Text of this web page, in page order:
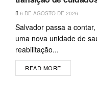
6 DE AGOSTO DE 2026
Salvador passa a
uma nova unidade de
reabilitação...
READ MORE